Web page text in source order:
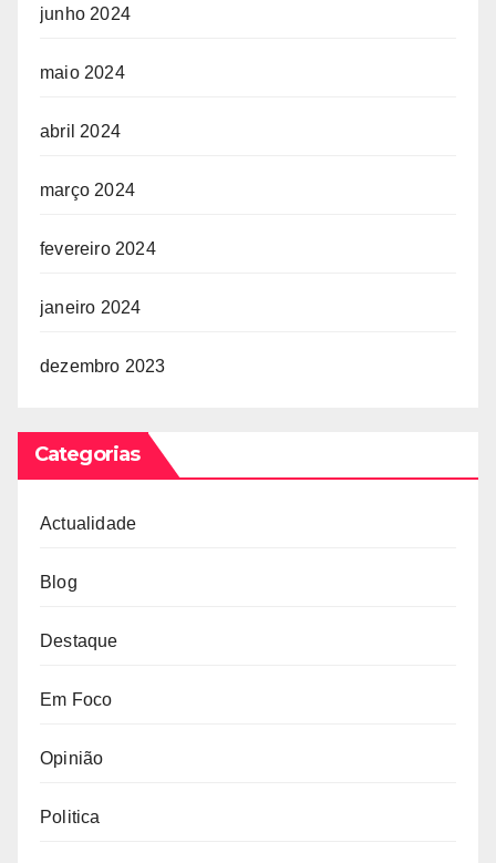
junho 2024
maio 2024
abril 2024
março 2024
fevereiro 2024
janeiro 2024
dezembro 2023
Categorias
Actualidade
Blog
Destaque
Em Foco
Opinião
Politica